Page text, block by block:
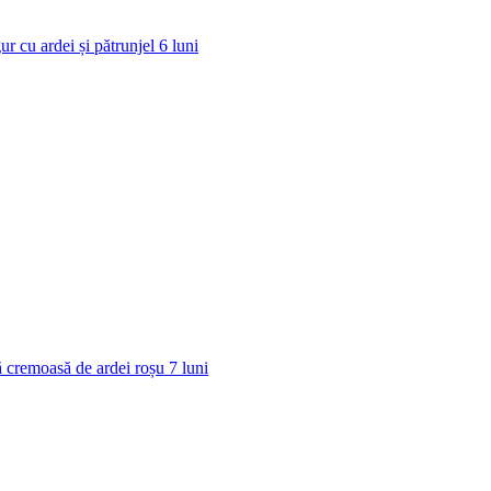
cu ardei și pătrunjel 6 luni
cremoasă de ardei roșu 7 luni